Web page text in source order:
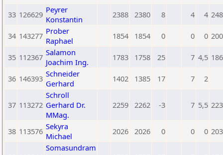
33 126629 Peyrer
Konstantin
2388 2380 8 4 4
34 143277 Prober
Raphael
1854 1854 0 0 0
35 112367 Salamon
Joachim Ing.
1783 1758 25 7 4,5
36 146393 Schneider
Gerhard
1402 1385 17 7 2
37 113272
Schroll
Gerhard Dr.
MMag.
2259 2262 -3 7 5,5
38 113576 Sekyra
Michael
2026 2026 0 0 0
Somasundram